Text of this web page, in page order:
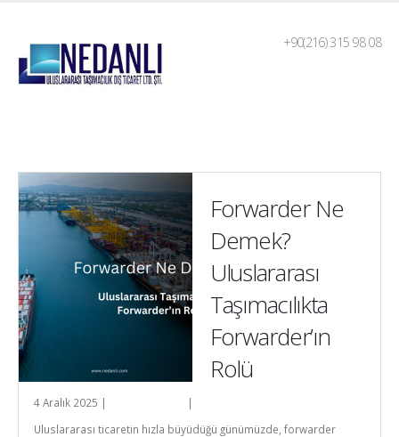
+90(216) 315 98 08
Forwarder Ne
Demek?
Uluslararası
Taşımacılıkta
Forwarder’ın
Rolü
4 Aralık 2025 | |
Uluslararası ticaretin hızla büyüdüğü günümüzde, forwarder